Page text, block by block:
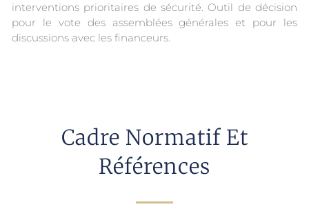
interventions prioritaires de sécurité. Outil de décision
pour le vote des assemblées générales et pour les
discussions avec les financeurs.
Cadre Normatif Et
Références